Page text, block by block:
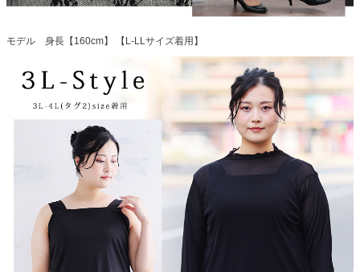
モデル 身長【160cm】 【L-LLサイズ着用】